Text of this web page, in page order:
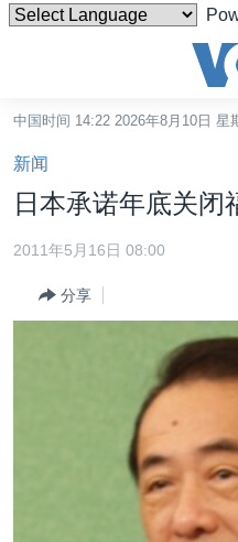
碍
链
接
转
容
港澳
经济·金融·贸易
人权·法律·宗教
中国时间 14:22 2026年8月10日 星
新闻
日本承诺年底关闭
2011年5月16日 08:00
分享